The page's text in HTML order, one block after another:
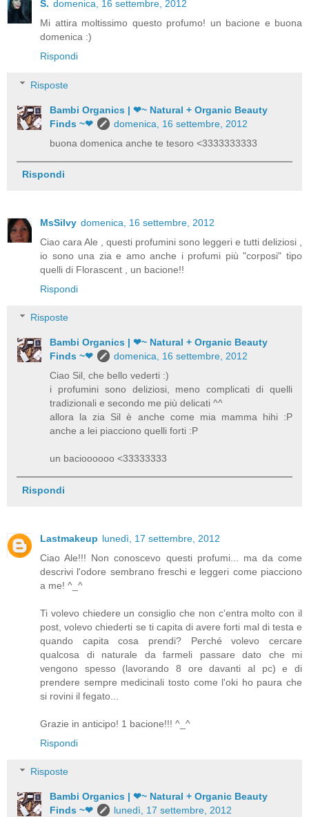
S. domenica, 16 settembre, 2012
Mi attira moltissimo questo profumo! un bacione e buona
domenica :)
Rispondi
Risposte
Bambi Organics | ❤~ Natural + Organic Beauty
Finds ~❤
domenica, 16 settembre, 2012
buona domenica anche te tesoro <3333333333
Rispondi
MsSilvy domenica, 16 settembre, 2012
Ciao cara Ale , questi profumini sono leggeri e tutti deliziosi ,
io sono una zia e amo anche i profumi più "corposi" tipo
quelli di Florascent , un bacione!!
Rispondi
Risposte
Bambi Organics | ❤~ Natural + Organic Beauty
Finds ~❤
domenica, 16 settembre, 2012
Ciao Sil, che bello vederti :)
i profumini sono deliziosi, meno complicati di quelli
tradizionali e secondo me più delicati ^^
allora la zia Sil è anche come mia mamma hihi :P
anche a lei piacciono quelli forti :P
un bacioooooo <33333333
Rispondi
Lastmakeup lunedì, 17 settembre, 2012
Ciao Ale!!! Non conoscevo questi profumi... ma da come
descrivi l'odore sembrano freschi e leggeri come piacciono
a me! ^_^
Ti volevo chiedere un consiglio che non c'entra molto con il
post, volevo chiederti se ti capita di avere forti mal di testa e
quando capita cosa prendi? Perché volevo cercare
qualcosa di naturale da farmeli passare dato che mi
vengono spesso (lavorando 8 ore davanti al pc) e di
prendere sempre medicinali tosto come l'oki ho paura che
si rovini il fegato...
Grazie in anticipo! 1 bacione!!! ^_^
Rispondi
Risposte
Bambi Organics | ❤~ Natural + Organic Beauty
Finds ~❤
lunedì, 17 settembre, 2012